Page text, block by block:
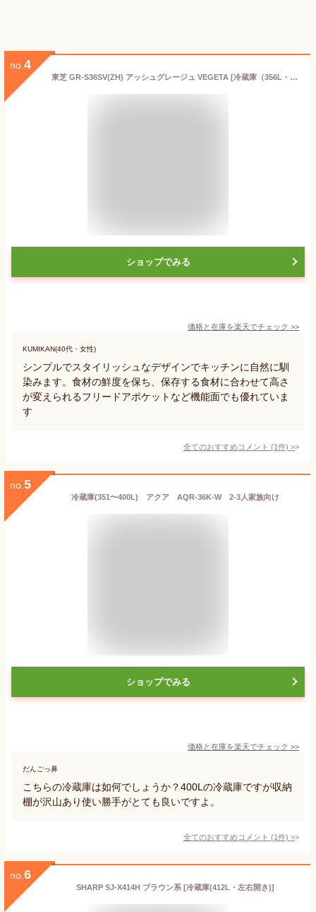
no. 4
東芝 GR-S36SV(ZH) アッシュグレージュ VEGETA [冷蔵庫（356L・右開き）]
ショップでみる
価格と在庫を楽天でチェック >>
KUMIKAN(40代・女性)
シンプルでスタイリッシュなデザインでキッチンに自然に馴
染みます。食材の鮮度を保ち、保存する食材に合わせて高さ
が変えられるフリードアポケットなど機能面でも優れていま
す
全てのおすすめコメント (1件) >
no. 5
冷蔵庫(351〜400L) アクア AQR-36K-W 2-3人家族向け
ショップでみる
価格と在庫を楽天でチェック >>
だんごっ鼻
こちらの冷蔵庫は如何でしょうか？400Lの冷蔵庫ですが収納
棚が沢山あり使い勝手がとても良いですよ。
全てのおすすめコメント (1件) >
no. 6
SHARP SJ-X414H ブラウン系 [冷蔵庫(412L・左右開き)]